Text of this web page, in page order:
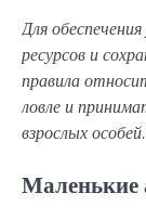
Для
ресурсов и
правила
ловле и
взрослых особей.